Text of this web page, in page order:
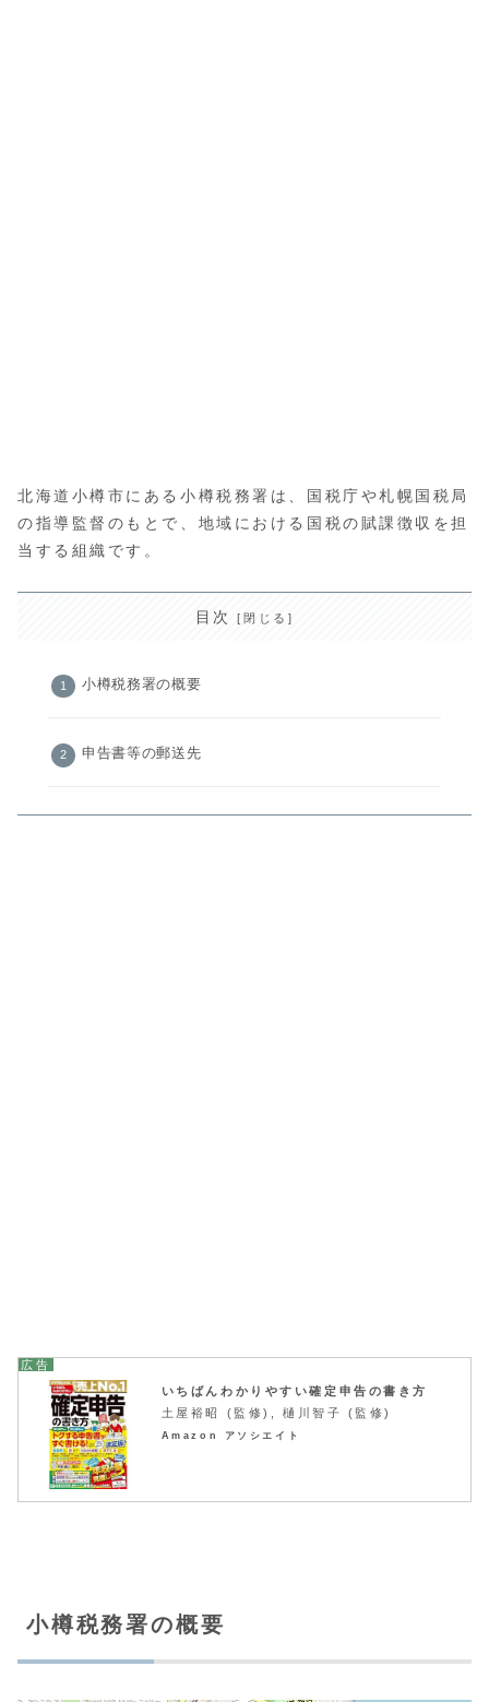
北海道小樽市にある小樽税務署は、国税庁や札幌国税局
の指導監督のもとで、地域における国税の賦課徴収を担
当する組織です。
目次
小樽税務署の概要
申告書等の郵送先
いちばんわかりやすい確定申告の書き方
土屋裕昭 (監修), 樋川智子 (監修)
Amazon アソシエイト
小樽税務署の概要